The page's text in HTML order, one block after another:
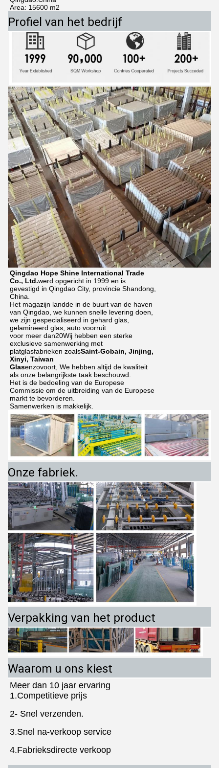
Area: 15600 m2
Profiel van het bedrijf
Qingdao Hope Shine International Trade
Co., Ltd.werd opgericht in 1999 en is
gevestigd in Qingdao City, provincie Shandong,
China.
Het magazijn landde in de buurt van de haven
van Qingdao, we kunnen snelle levering doen,
we zijn gespecialiseerd in gehard glas,
gelamineerd glas, auto voorruit
voor meer dan20Wij hebben een sterke
exclusieve samenwerking met
platglasfabrieken zoalsSaint-Gobain, Jinjing,
Xinyi, Taiwan
Glasenzovoort, We hebben altijd de kwaliteit
als onze belangrijkste taak beschouwd.
Het is de bedoeling van de Europese
Commissie om de uitbreiding van de Europese
markt te bevorderen.
Samenwerken is makkelijk.
Onze fabriek.
Verpakking van het product
Waarom u ons kiest
Meer dan 10 jaar ervaring
1.Competitieve prijs
2- Snel verzenden.
3.Snel na-verkoop service
4.Fabrieksdirecte verkoop